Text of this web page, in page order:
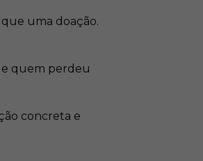
uma doação.
quem perdeu
concreta e